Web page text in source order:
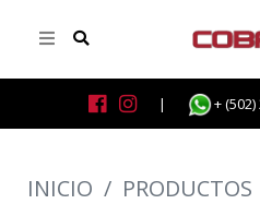
| +
INICIO / PRODUCTOS